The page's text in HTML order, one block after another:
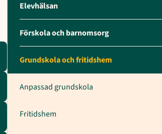
Elevhälsan
Förskola och barnomsorg
Grundskola och fritidshem
Anpassad grundskola
Fritidshem